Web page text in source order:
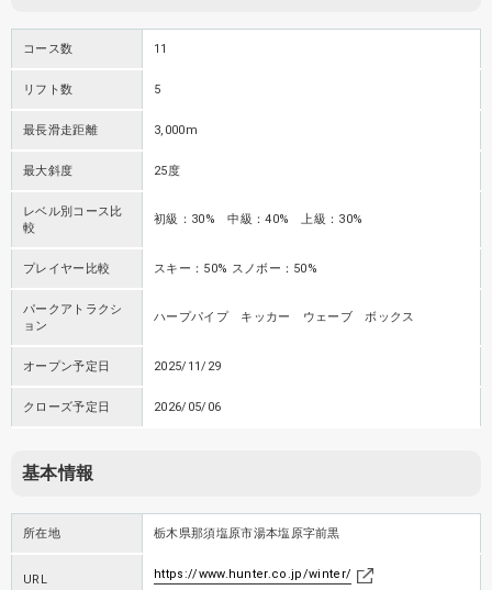
コース数 11
リフト数 5
最長滑走距離 3,000m
最大斜度 25度
レベル別コース比
較
初級：30% 中級：40% 上級：30%
プレイヤー比較 スキー：50% スノボー：50%
パークアトラクシ
ョン
ハープパイプ キッカー ウェーブ ボックス
オープン予定日 2025/11/29
クローズ予定日 2026/05/06
基本情報
所在地 栃木県那須塩原市湯本塩原字前黒
URL https://www.hunter.co.jp/winter/